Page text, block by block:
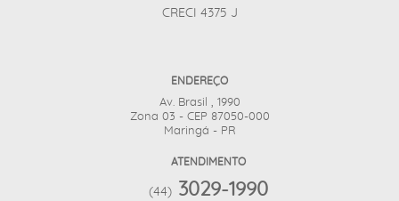
CRECI 4375 J
ENDEREÇO
Av. Brasil , 1990
Zona 03 - CEP 87050-000
Maringá - PR
ATENDIMENTO
(44) 3029-1990